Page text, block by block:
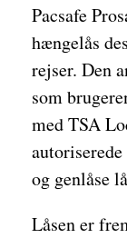
Pacsafe
hængelås
rejser. Den
som
med TSA
og genlåse
Låsen er